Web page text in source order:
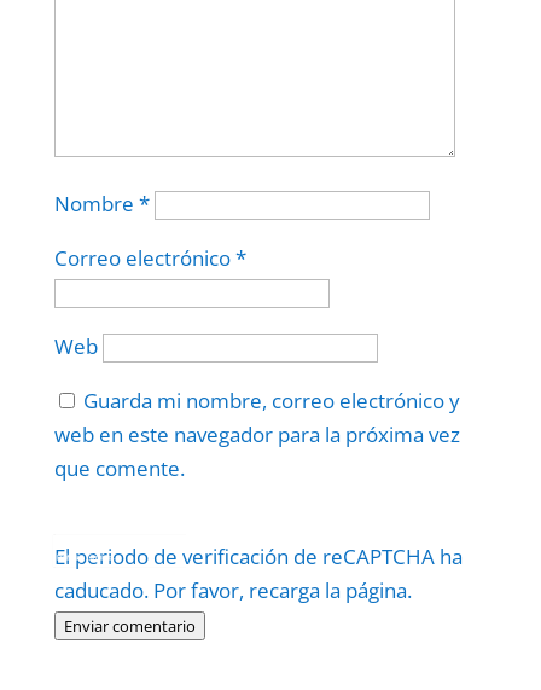
Nombre *
Correo electrónico*
Web
Guarda mi nombre, correo electrónico y
web en este navegador para la próxima vez
que comente.
El periodo de verificación de reCAPTCHA ha
caducado. Por favor, recarga la página.
Enviar comentario
Politica–Términos.